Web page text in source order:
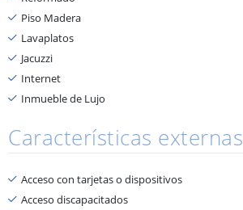
Piso Madera
Lavaplatos
Jacuzzi
Internet
Inmueble de Lujo
Características externas
Acceso con tarjetas o dispositivos
Acceso discapacitados